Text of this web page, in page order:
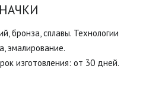
бронза, сплавы. Технологии
эмалирование.
изготовления: от 30 дней.